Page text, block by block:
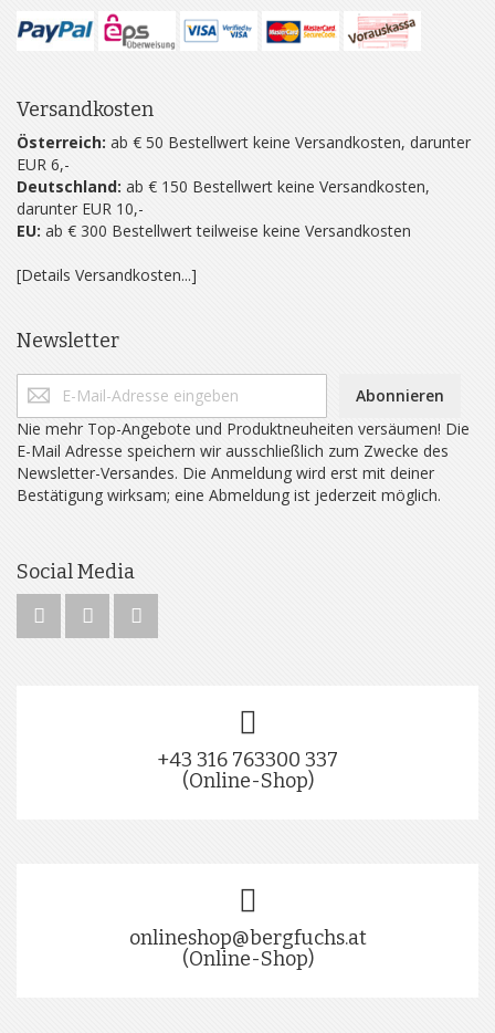
Versandkosten
Österreich: ab € 50 Bestellwert keine Versandkosten, darunter
EUR 6,-
Deutschland: ab € 150 Bestellwert keine Versandkosten,
darunter EUR 10,-
EU: ab € 300 Bestellwert teilweise keine Versandkosten
[Details Versandkosten...]
Newsletter
Abonnieren
Nie mehr Top-Angebote und Produktneuheiten versäumen! Die
E-Mail Adresse speichern wir ausschließlich zum Zwecke des
Newsletter-Versandes. Die Anmeldung wird erst mit deiner
Bestätigung wirksam; eine Abmeldung ist jederzeit möglich.
Social Media
+43 316 763300 337
(Online-Shop)
onlineshop@bergfuchs.at
(Online-Shop)